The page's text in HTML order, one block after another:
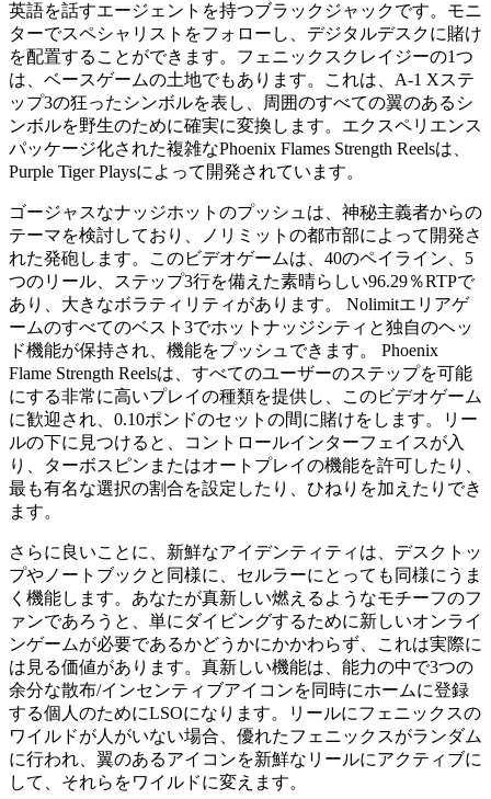
英語を話すエージェントを持つブラックジャックです。モニ
ターでスペシャリストをフォローし、デジタルデスクに賭け
を配置することができます。フェニックスクレイジーの1つ
は、ベースゲームの土地でもあります。これは、A-1 Xステ
ップ3の狂ったシンボルを表し、周囲のすべての翼のあるシ
ンボルを野生のために確実に変換します。エクスペリエンス
パッケージ化された複雑なPhoenix Flames Strength Reelsは、
Purple Tiger Playsによって開発されています。
ゴージャスなナッジホットのプッシュは、神秘主義者からの
テーマを検討しており、ノリミットの都市部によって開発さ
れた発砲します。このビデオゲームは、40のペイライン、5
つのリール、ステップ3行を備えた素晴らしい96.29％RTPで
あり、大きなボラティリティがあります。 Nolimitエリアゲ
ームのすべてのベスト3でホットナッジシティと独自のヘッ
ド機能が保持され、機能をプッシュできます。 Phoenix
Flame Strength Reelsは、すべてのユーザーのステップを可能
にする非常に高いプレイの種類を提供し、このビデオゲーム
に歓迎され、0.10ポンドのセットの間に賭けをします。リー
ルの下に見つけると、コントロールインターフェイスが入
り、ターボスピンまたはオートプレイの機能を許可したり、
最も有名な選択の割合を設定したり、ひねりを加えたりでき
ます。
さらに良いことに、新鮮なアイデンティティは、デスクトッ
プやノートブックと同様に、セルラーにとっても同様にうま
く機能します。あなたが真新しい燃えるようなモチーフのフ
ァンであろうと、単にダイビングするために新しいオンライ
ンゲームが必要であるかどうかにかかわらず、これは実際に
は見る価値があります。真新しい機能は、能力の中で3つの
余分な散布/インセンティブアイコンを同時にホームに登録
する個人のためにLSOになります。リールにフェニックスの
ワイルドが人がいない場合、優れたフェニックスがランダム
に行われ、翼のあるアイコンを新鮮なリールにアクティブに
して、それらをワイルドに変えます。